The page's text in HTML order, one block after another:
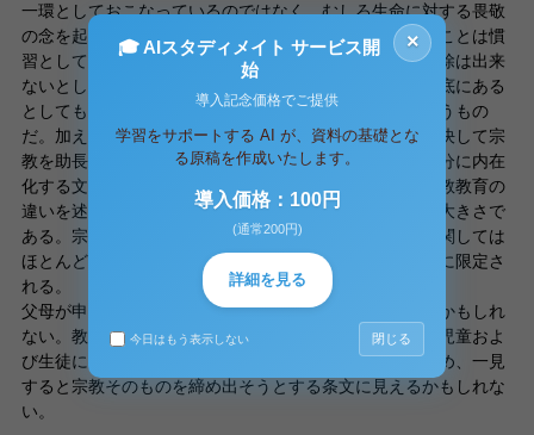
一環としておこなっているのではなく、むしろ生命に対する畏敬
の念を起こさせるために行っており、加えてそのようなことは慣
習として日本の奥深くに内在化しているために容易に排除は出来
ないとしたものであった。そのため、宗教的な側面が根底にある
としてもそれが直接宗教教育に繋がるわけではないというもの
だ。加えてお昼の時間に「いただきます」と言うことは決して宗
教を助長するものではなくむしろ、日本人の潜在的な部分に内在
化する文化なのだ、と述べた。つまるところ、宗教と宗教教育の
違いを述べたのだ。その違いはこの場合そのスコープの大きさで
ある。宗教は日本の全国民にあてはまるが、宗教教育に関しては
ほとんど教育者と被教育者、そしてせいぜいその関係者に限定さ
れる。
父母が申し立てをしたのは教育基本法の解釈の違いからかもしれ
ない。教育基本法第９条は、国立や公立の学校において児童およ
び生徒に特定の宗教を教えることを禁ずるものであるため、一見
すると宗教そのものを締め出そうとする条文に見えるかもしれな
い。
×
🎓 AIスタディメイト サービス開
始
導入記念価格でご提供
学習をサポートする AI が、資料の基礎とな
る原稿を作成いたします。
導入価格：100円
(通常200円)
詳細を見る
今日はもう表示しない 閉じる